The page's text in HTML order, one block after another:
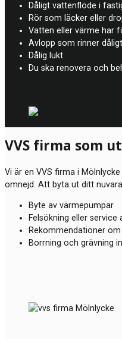
Dåligt vattenflöde i
Rör som läcker eller
Vatten eller värme har
Avlopp som rinner dåligt
Dålig lukt
Du ska renovera och
VVS firma som
Vi är en VVS firma i
omnejd. Att byta ut ditt
Byte av värmepumpar
Felsökning eller service
Rekommendationer
Borrning och grävning